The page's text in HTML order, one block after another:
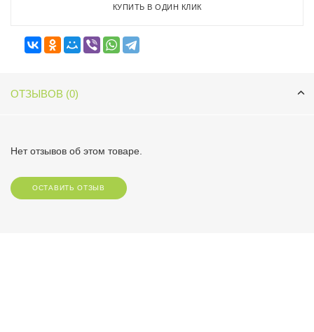
КУПИТЬ В ОДИН КЛИК
ОТЗЫВОВ (0)
Нет отзывов об этом товаре.
ОСТАВИТЬ ОТЗЫВ